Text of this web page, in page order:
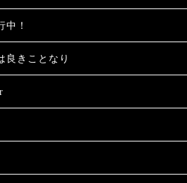
中！
良きことなり